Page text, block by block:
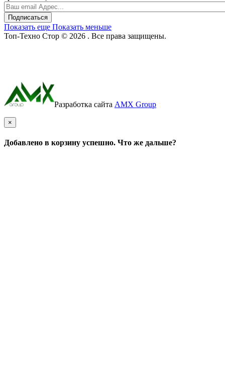
Подписаться
Показать еще Показать меньше
Топ-Техно Стор © 2026 . Все права защищены.
Разработка сайта AMX Group
×
Добавлено в корзину успешно. Что же дальше?